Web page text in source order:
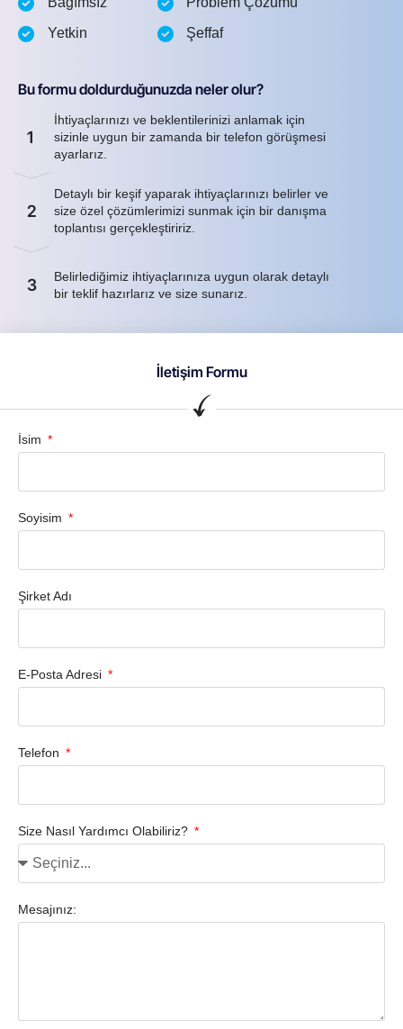
Yetkin
Şeffaf
Bu formu doldurduğunuzda neler olur?
1
İhtiyaçlarınızı ve beklentilerinizi anlamak için
sizinle uygun bir zamanda bir telefon görüşmesi
ayarlarız.
2
Detaylı bir keşif yaparak ihtiyaçlarınızı belirler ve
size özel çözümlerimizi sunmak için bir danışma
toplantısı gerçekleştiririz.
3
Belirlediğimiz ihtiyaçlarınıza uygun olarak detaylı
bir teklif hazırlarız ve size sunarız.
İletişim Formu
İsim
Soyisim
Şirket Adı
E-Posta Adresi
Telefon
Size Nasıl Yardımcı Olabiliriz?
Mesajınız: